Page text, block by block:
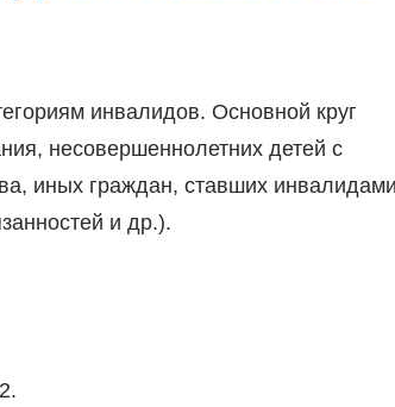
инвалидов. Основной круг
несовершеннолетних детей с
иных граждан, ставших
и др.).